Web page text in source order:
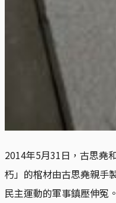
2014年5月31日，古思堯
朽」的棺材由古思堯親手
民主運動的軍事鎮壓伸